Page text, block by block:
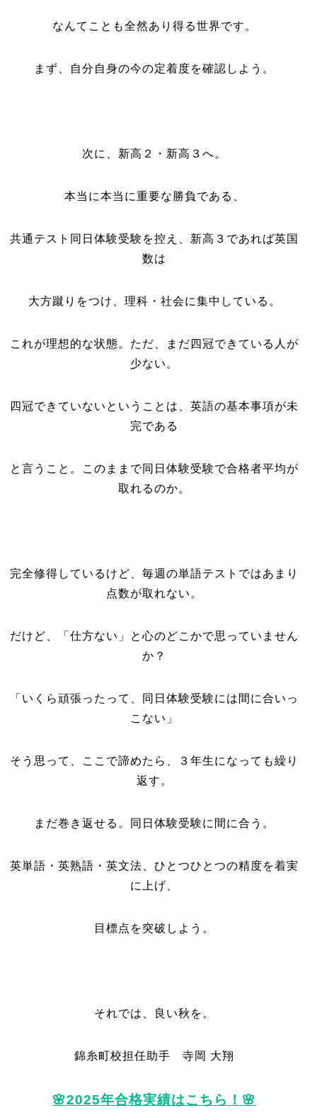
なんてことも全然あり得る世界です。
まず、自分自身の今の定着度を確認しよう。
次に、新高２・新高３へ。
本当に本当に重要な勝負である、
共通テスト同日体験受験を控え、新高３であれば英国
数は
大方蹴りをつけ、理科・社会に集中している。
これが理想的な状態。ただ、まだ四冠できている人が
少ない。
四冠できていないということは、英語の基本事項が未
完である
と言うこと。このままで同日体験受験で合格者平均が
取れるのか。
完全修得しているけど、毎週の単語テストではあまり
点数が取れない。
だけど、「仕方ない」と心のどこかで思っていません
か？
「いくら頑張ったって、同日体験受験には間に合いっ
こない」
そう思って、ここで諦めたら、３年生になっても繰り
返す。
まだ巻き返せる。同日体験受験に間に合う。
英単語・英熟語・英文法、ひとつひとつの精度を着実
に上げ、
目標点を突破しよう。
それでは、良い秋を。
錦糸町校担任助手 寺岡 大翔
🌸2025年合格実績はこちら！🌸